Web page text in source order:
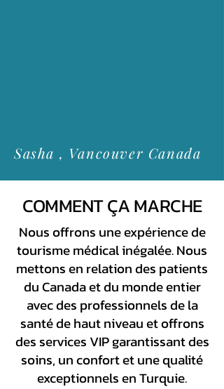
Sasha , Vancouver Canada
COMMENT ÇA MARCHE
Nous offrons une expérience de
tourisme médical inégalée. Nous
mettons en relation des patients
du Canada et du monde entier
avec des professionnels de la
santé de haut niveau et offrons
des services VIP garantissant des
soins, un confort et une qualité
exceptionnels en Turquie.